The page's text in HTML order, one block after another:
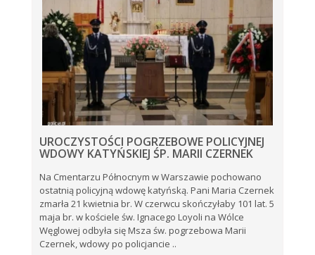
UROCZYSTOŚCI POGRZEBOWE POLICYJNEJ
WDOWY KATYŃSKIEJ ŚP. MARII CZERNEK
Na Cmentarzu Północnym w Warszawie pochowano
ostatnią policyjną wdowę katyńską. Pani Maria Czernek
zmarła 21 kwietnia br. W czerwcu skończyłaby 101 lat. 5
maja br. w kościele św. Ignacego Loyoli na Wólce
Węglowej odbyła się Msza św. pogrzebowa Marii
Czernek, wdowy po policjancie ..